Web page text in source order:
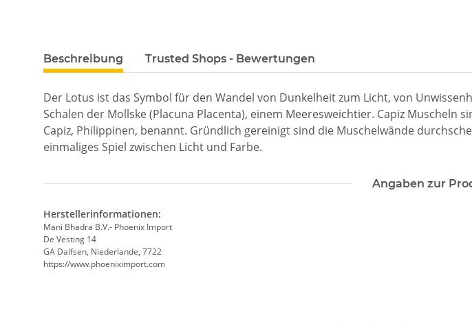
Beschreibung Trusted Shops - Bewertungen
Der Lotus ist das Symbol für den Wandel von Dunkelheit zum Licht, von
Schalen der Mollske (Placuna Placenta), einem Meeresweichtier. Capiz
Capiz, Philippinen, benannt. Gründlich gereinigt sind die Muschelwände
einmaliges Spiel zwischen Licht und Farbe.
Angaben zur
Herstellerinformationen:
Mani Bhadra B.V.- Phoenix Import
De Vesting 14
GA Dalfsen, Niederlande, 7722
https://www.phoeniximport.com